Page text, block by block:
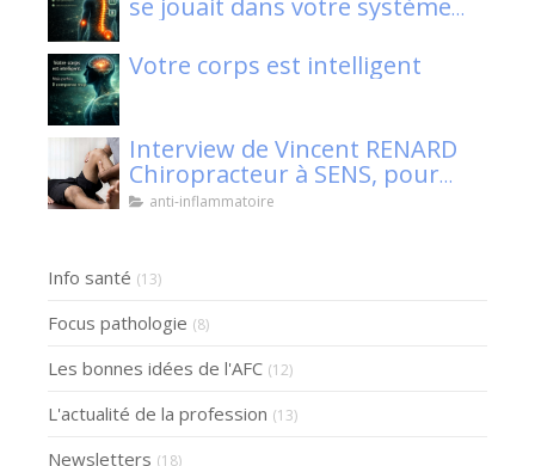
se jouait dans votre système
Votre corps est intelligent
Interview de Vincent RENARD
Chiropracteur à SENS, pour
Klaser.
anti-inflammatoire
Info santé (13)
Focus pathologie (8)
Les bonnes idées de l'AFC (12)
L'actualité de la profession (13)
Newsletters (18)